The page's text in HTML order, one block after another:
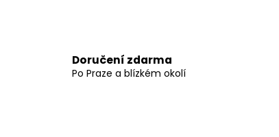
Doručení zdarma
Po Praze a blízkém okolí